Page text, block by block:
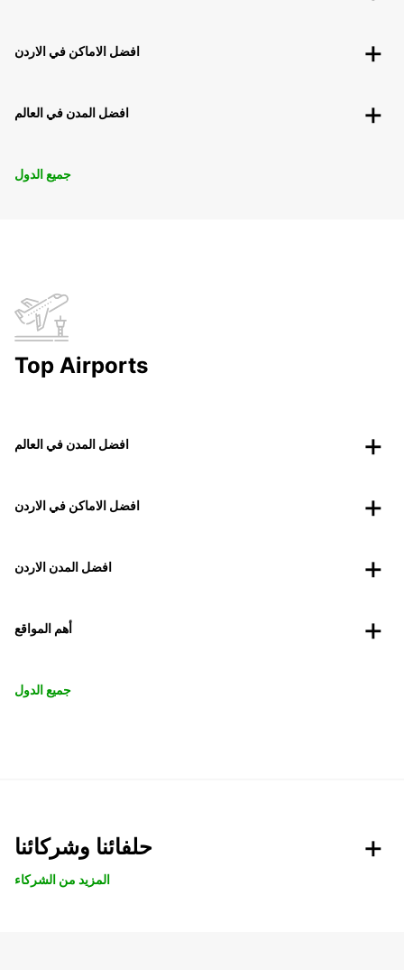
افضل الاماكن في الاردن
افضل المدن في العالم
جميع الدول
Top Airports
افضل المدن في العالم
افضل الاماكن في الاردن
افضل المدن الاردن
أهم المواقع
جميع الدول
حلفائنا وشركائنا
المزيد من الشركاء